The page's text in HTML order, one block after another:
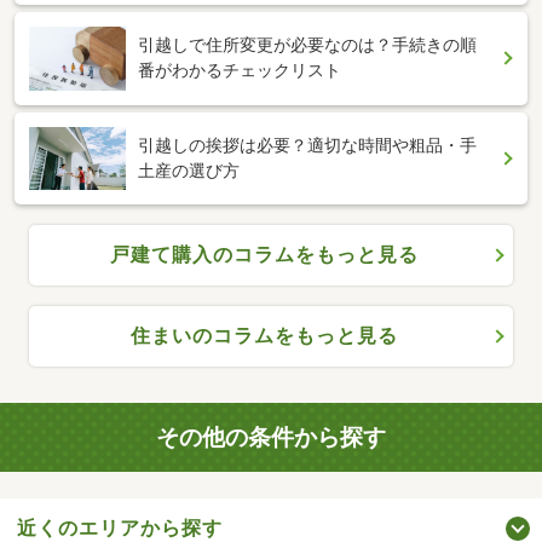
引越しで住所変更が必要なのは？手続きの順
番がわかるチェックリスト
引越しの挨拶は必要？適切な時間や粗品・手
土産の選び方
戸建て購入のコラムをもっと見る
住まいのコラムをもっと見る
その他の条件から探す
近くのエリアから探す